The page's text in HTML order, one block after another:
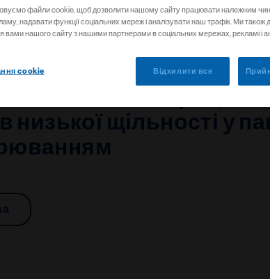
(інклісіран) з
низької щільності у
Так
файли cookie, щоб дозволити нашому сайту працювати належним
надавати функції соціальних мереж і аналізувати наш трафік. Ми
вами нашого сайту з нашими партнерами в соціальних мережах, рекламі і
cookie Відхилити все